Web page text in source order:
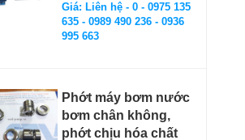
Giá: Liên hệ - 0 - 0975 135
635 - 0989 490 236 - 0936
995 663
Phớt máy bơm nước
bơm chân không,
phớt chịu hóa chất